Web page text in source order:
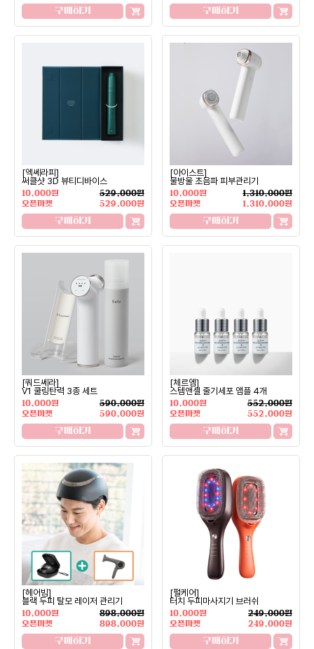
구매하기 구매하기
[엑쎄라피]
써클샷 3D 뷰티디바이스
10,000원
529,000원
오픈마켓
529,000원
구매하기
[아이스트]
물방울 초음파 피부관리기
10,000원
1,310,000원
오픈마켓
1,310,000원
구매하기
[쿼드쎄라]
V1 쿨링탄력 3종 세트
10,000원
590,000원
오픈마켓
590,000원
구매하기
[체르엠]
스템앤셀 줄기세포 앰플 4개
10,000원
552,000원
오픈마켓
552,000원
구매하기
[헤어빔]
블랙 두피 탈모 레이저 관리기
10,000원
898,000원
오픈마켓
898,000원
구매하기
[펄케어]
터치 두피마사지기 브러쉬
10,000원
249,000원
오픈마켓
249,000원
구매하기